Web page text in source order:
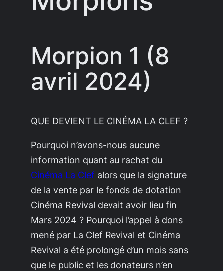
Morpion 1 (8
avril 2024)
QUE DEVIENT LE CINÉMA LA CLEF ?
Pourquoi n’avons-nous aucune
information quant au rachat du
Cinéma La Clef alors que la signature
de la vente par le fonds de dotation
Cinéma Revival devait avoir lieu fin
Mars 2024 ? Pourquoi l’appel à dons
mené par La Clef Revival et Cinéma
Revival a été prolongé d’un mois sans
que le public et les donateurs n’en